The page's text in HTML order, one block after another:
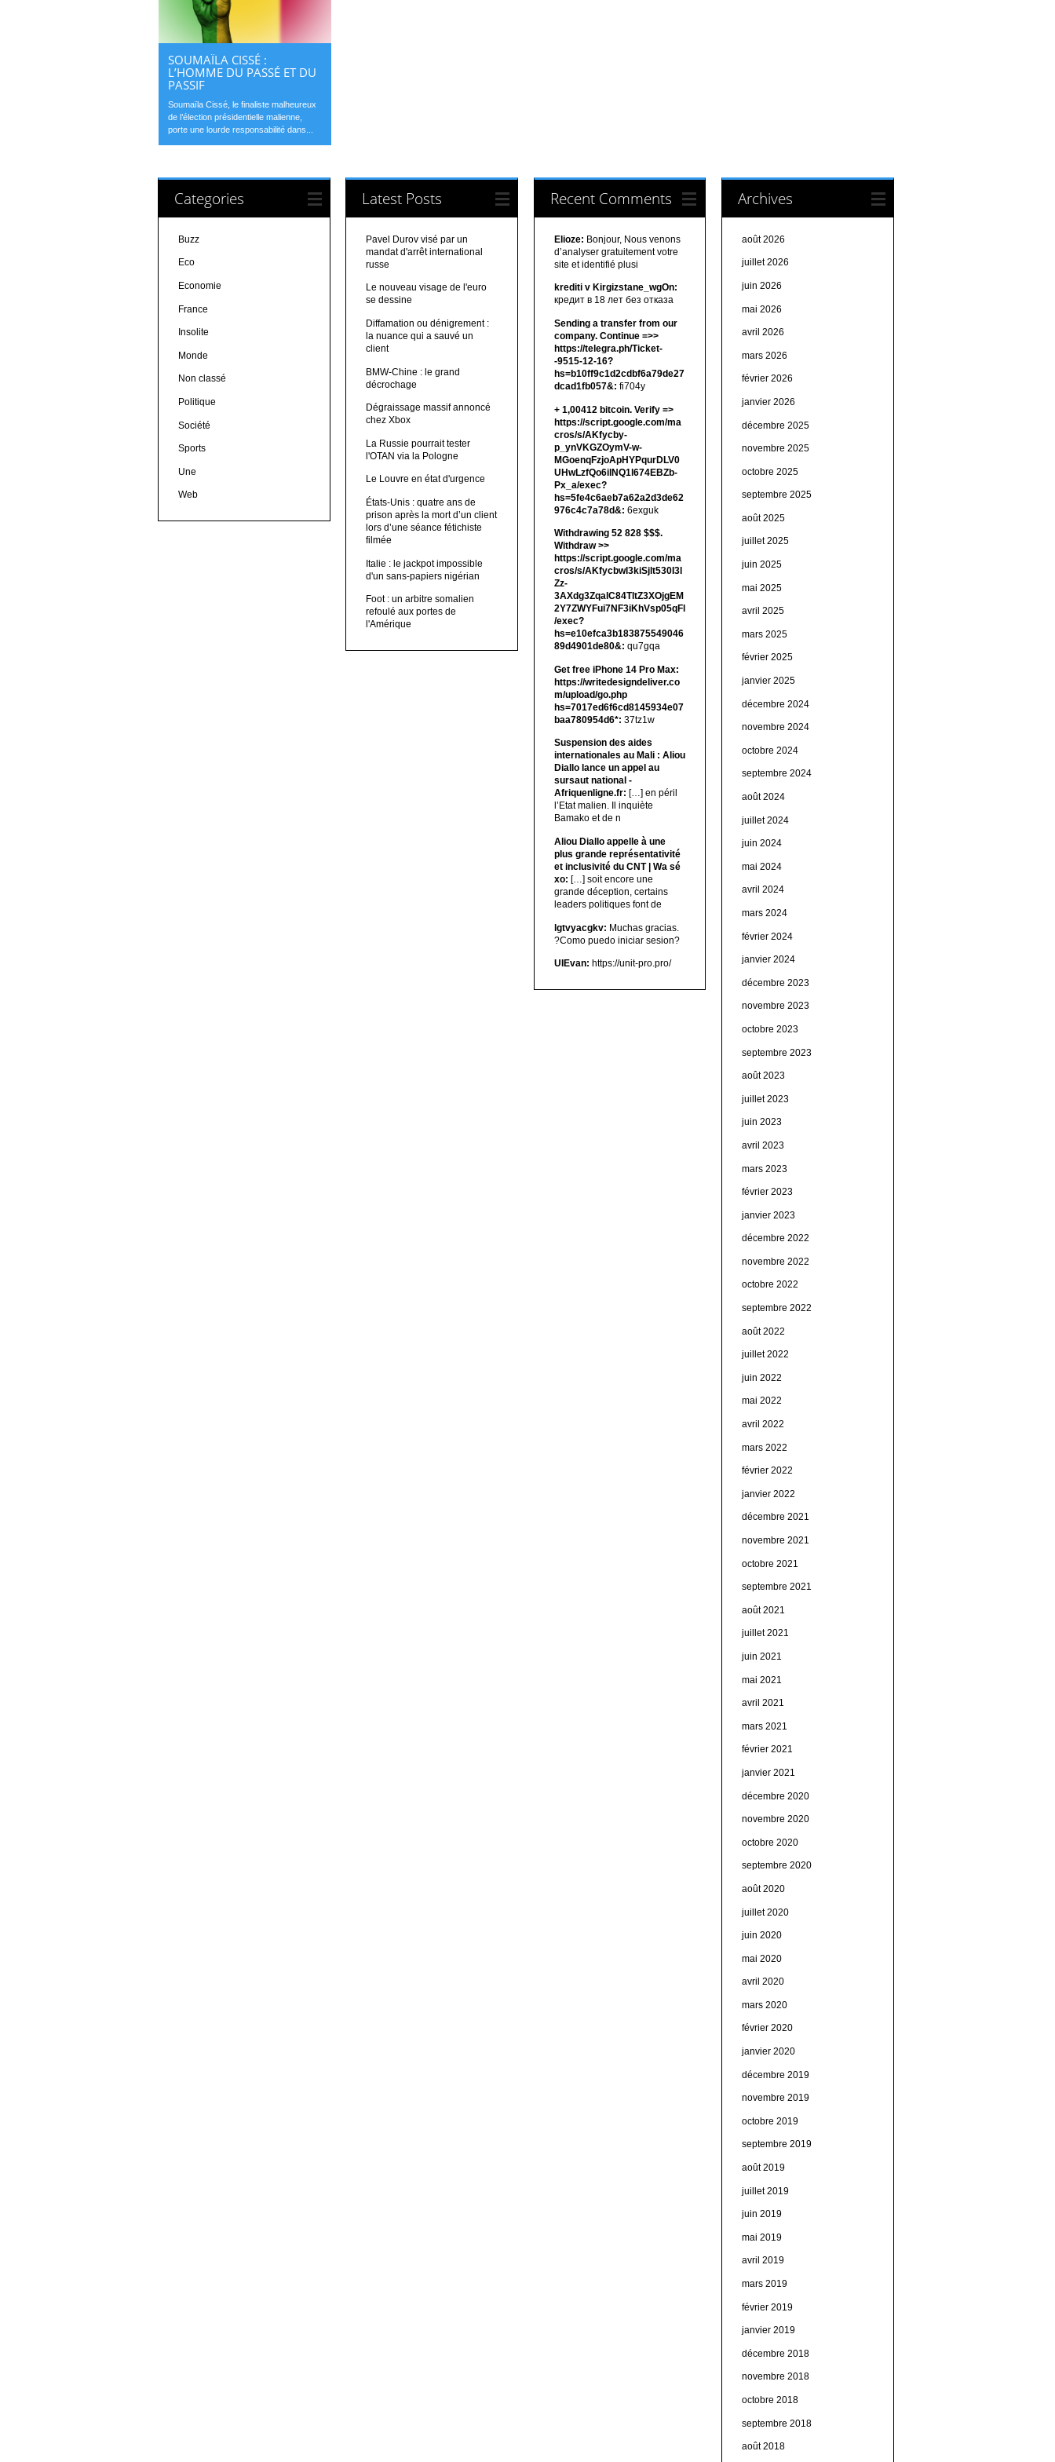
SOUMAÏLA CISSÉ :
L’HOMME DU PASSÉ ET DU
PASSIF
Soumaïla Cissé, le finaliste malheureux
de l’élection présidentielle malienne,
porte une lourde responsabilité dans...
Categories
Buzz
Eco
Economie
France
Insolite
Monde
Non classé
Politique
Société
Sports
Une
Web
Latest Posts
Pavel Durov visé par un
mandat d'arrêt international
russe
Le nouveau visage de l'euro
se dessine
Diffamation ou dénigrement :
la nuance qui a sauvé un
client
BMW-Chine : le grand
décrochage
Dégraissage massif annoncé
chez Xbox
La Russie pourrait tester
l'OTAN via la Pologne
Le Louvre en état d'urgence
États-Unis : quatre ans de
prison après la mort d’un client
lors d’une séance fétichiste
filmée
Italie : le jackpot impossible
d'un sans-papiers nigérian
Foot : un arbitre somalien
refoulé aux portes de
l'Amérique
Recent Comments
Elioze: Bonjour, Nous venons
d’analyser gratuitement votre
site et identifié plusi
krediti v Kirgizstane_wgOn:
кредит в 18 лет без отказа
Sending a transfer from our
company. Continue =>>
https://telegra.ph/Ticket-
-9515-12-16?
hs=b10ff9c1d2cdbf6a79de27
dcad1fb057&: fi704y
+ 1,00412 bitсоin. Verify =>
https://script.google.com/ma
cros/s/AKfycby-
p_ynVKGZOymV-w-
MGoenqFzjoApHYPqurDLV0
UHwLzfQo6ilNQ1l674EBZb-
Px_a/exec?
hs=5fe4c6aeb7a62a2d3de62
976c4c7a78d&: 6exguk
Withdrawing 52 828 $$$.
Withdrаw >>
https://script.google.com/ma
cros/s/AKfycbwl3kiSjlt530I3l
Zz-
3AXdg3ZqalC84TltZ3XOjgEM
2Y7ZWYFui7NF3iKhVsp05qFl
/exec?
hs=e10efca3b183875549046
89d4901de80&: qu7gqa
Get free iPhone 14 Pro Max:
https://writedesigndeliver.co
m/upload/go.php
hs=7017ed6f6cd8145934e07
baa780954d6*: 37tz1w
Suspension des aides
internationales au Mali : Aliou
Diallo lance un appel au
sursaut national -
Afriquenligne.fr: […] en péril
l’Etat malien. Il inquiète
Bamako et de n
Aliou Diallo appelle à une
plus grande représentativité
et inclusivité du CNT | Wa sé
xo: […] soit encore une
grande déception, certains
leaders politiques font de
lgtvyacgkv: Muchas gracias.
?Como puedo iniciar sesion?
UIEvan: https://unit-pro.pro/
Archives
août 2026
juillet 2026
juin 2026
mai 2026
avril 2026
mars 2026
février 2026
janvier 2026
décembre 2025
novembre 2025
octobre 2025
septembre 2025
août 2025
juillet 2025
juin 2025
mai 2025
avril 2025
mars 2025
février 2025
janvier 2025
décembre 2024
novembre 2024
octobre 2024
septembre 2024
août 2024
juillet 2024
juin 2024
mai 2024
avril 2024
mars 2024
février 2024
janvier 2024
décembre 2023
novembre 2023
octobre 2023
septembre 2023
août 2023
juillet 2023
juin 2023
avril 2023
mars 2023
février 2023
janvier 2023
décembre 2022
novembre 2022
octobre 2022
septembre 2022
août 2022
juillet 2022
juin 2022
mai 2022
avril 2022
mars 2022
février 2022
janvier 2022
décembre 2021
novembre 2021
octobre 2021
septembre 2021
août 2021
juillet 2021
juin 2021
mai 2021
avril 2021
mars 2021
février 2021
janvier 2021
décembre 2020
novembre 2020
octobre 2020
septembre 2020
août 2020
juillet 2020
juin 2020
mai 2020
avril 2020
mars 2020
février 2020
janvier 2020
décembre 2019
novembre 2019
octobre 2019
septembre 2019
août 2019
juillet 2019
juin 2019
mai 2019
avril 2019
mars 2019
février 2019
janvier 2019
décembre 2018
novembre 2018
octobre 2018
septembre 2018
août 2018